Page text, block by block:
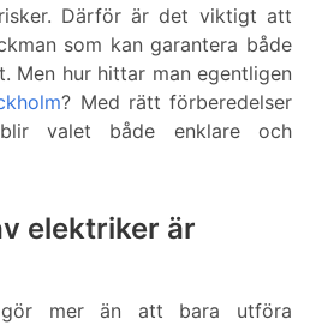
Därför är det viktigt att
som kan garantera både
Men hur hittar man egentligen
? Med rätt förberedelser
valet både enklare och
elektriker är
mer än att bara utföra